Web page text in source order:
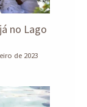
no Lago
de 2023